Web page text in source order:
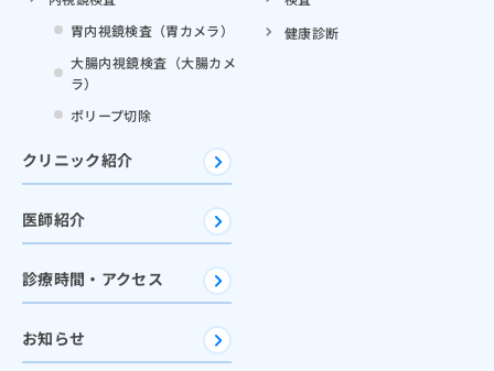
クリニック紹介
医師紹介
診療時間・アクセス
お知らせ
胃内視鏡検査（胃カメラ）
大腸内視鏡検査（大腸カメ
ラ）
ポリープ切除
健康診断